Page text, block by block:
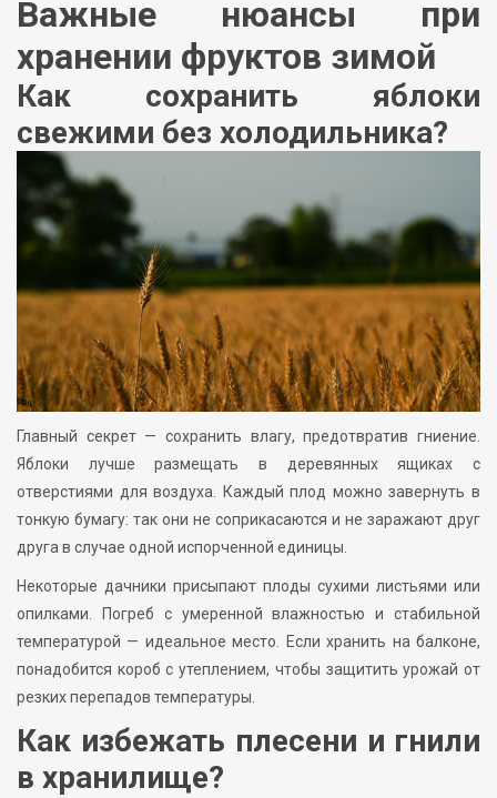
Важные нюансы при
хранении фруктов зимой
Как сохранить яблоки
свежими без холодильника?
Главный секрет — сохранить влагу, предотвратив гниение.
Яблоки лучше размещать в деревянных ящиках с
отверстиями для воздуха. Каждый плод можно завернуть в
тонкую бумагу: так они не соприкасаются и не заражают друг
друга в случае одной испорченной единицы.
Некоторые дачники присыпают плоды сухими листьями или
опилками. Погреб с умеренной влажностью и стабильной
температурой — идеальное место. Если хранить на балконе,
понадобится короб с утеплением, чтобы защитить урожай от
резких перепадов температуры.
Как избежать плесени и гнили
в хранилище?